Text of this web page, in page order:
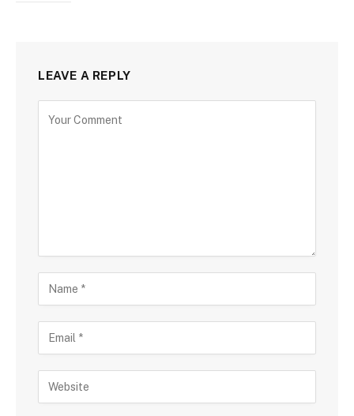
LEAVE A REPLY